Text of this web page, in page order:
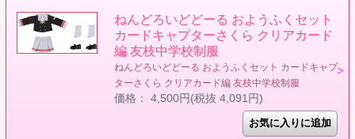
ねんどろいどどーる おようふくセット
カードキャプターさくら クリアカード
編 友枝中学校制服
ねんどろいどどーる おようふくセット カードキャプ
ターさくら クリアカード編 友枝中学校制服
価格： 4,500円(税抜 4,091円)